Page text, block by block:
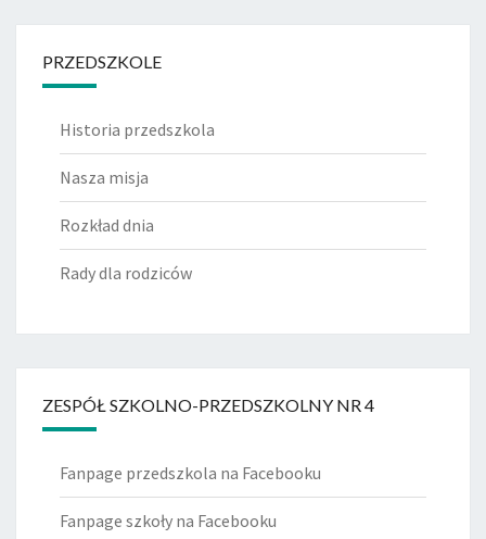
PRZEDSZKOLE
Historia przedszkola
Nasza misja
Rozkład dnia
Rady dla rodziców
ZESPÓŁ SZKOLNO-PRZEDSZKOLNY NR 4
Fanpage przedszkola na Facebooku
Fanpage szkoły na Facebooku